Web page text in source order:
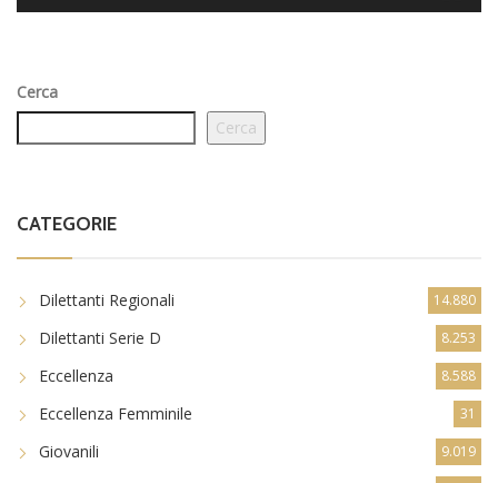
Cerca
Cerca
CATEGORIE
Dilettanti Regionali 14.880
Dilettanti Serie D 8.253
Eccellenza 8.588
Eccellenza Femminile 31
Giovanili 9.019